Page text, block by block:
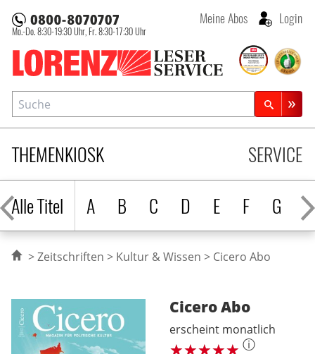
Lorenz Leserservice
Mo.-Do. 8:30-19:30 Uhr, Fr. 8:30-17:30 Uhr
Meine Abos Login
THEMENKIOSK
Alle Titel
A B C D E F G H
SERVICE
Suche
Zeitschriftensuche
Zeitschriften Kultur & Wissen Cicero Abo
CiceroAbo
erscheint monatlich
ⓘ